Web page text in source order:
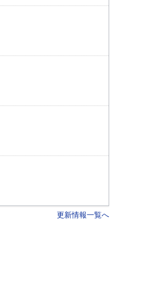
更新情報一覧へ